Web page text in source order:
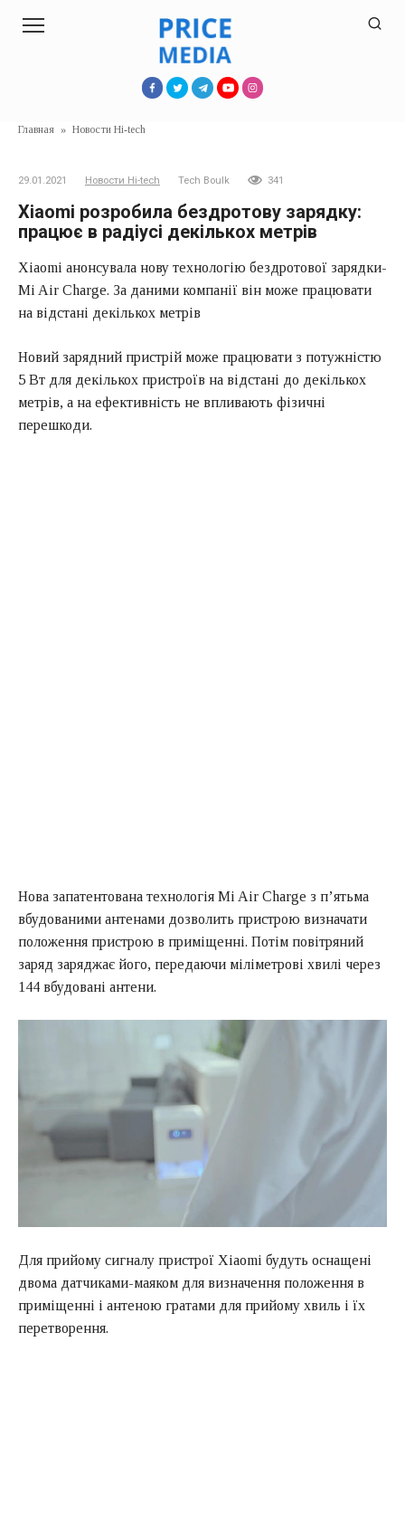
Главная » Новости Hi-tech
29.01.2021 Новости Hi-tech Tech Boulk 341
Xiaomi розробила бездротову зарядку:
працює в радіусі декількох метрів
Xiaomi анонсувала нову технологію бездротової зарядки-
Mi Air Charge. За даними компанії він може працювати
на відстані декількох метрів
Новий зарядний пристрій може працювати з потужністю
5 Вт для декількох пристроїв на відстані до декількох
метрів, а на ефективність не впливають фізичні
перешкоди.
Нова запатентована технологія Mi Air Charge з п’ятьма
вбудованими антенами дозволить пристрою визначати
положення пристрою в приміщенні. Потім повітряний
заряд заряджає його, передаючи міліметрові хвилі через
144 вбудовані антени.
Для прийому сигналу пристрої Xiaomi будуть оснащені
двома датчиками-маяком для визначення положення в
приміщенні і антеною гратами для прийому хвиль і їх
перетворення.